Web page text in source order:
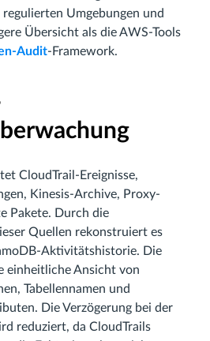
Umgebungen und
Übersicht als die AWS-Tools
Audit-Framework.
CloudTrail-Ereignisse,
Kinesis-Archive, Proxy-
Pakete. Durch die
Quellen rekonstruiert es
Aktivitätshistorie. Die
einheitliche Ansicht von
Tabellennamen und
Die Verzögerung bei der
reduziert, da CloudTrails